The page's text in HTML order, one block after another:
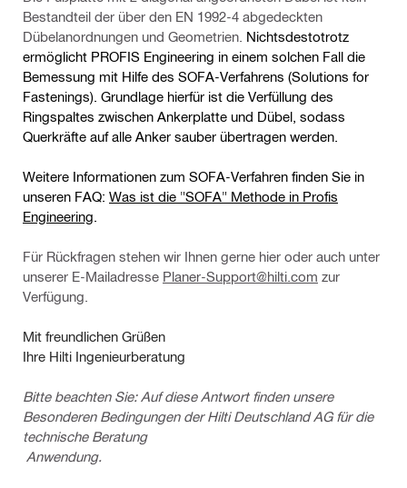
Bestandteil der über den EN 1992-4 abgedeckten
Dübelanordnungen und Geometrien. Nichtsdestotrotz
ermöglicht PROFIS Engineering in einem solchen Fall die
Bemessung mit Hilfe des SOFA-Verfahrens (Solutions for
Fastenings). Grundlage hierfür ist die Verfüllung des
Ringspaltes zwischen Ankerplatte und Dübel, sodass
Querkräfte auf alle Anker sauber übertragen werden.
Weitere Informationen zum SOFA-Verfahren finden Sie in
unseren FAQ: Was ist die "SOFA" Methode in Profis
Engineering
Für Rückfragen stehen wir Ihnen gerne hier oder auch unter
unserer E-Mailadresse Planer-Support@hilti.com zur
Verfügung.
Mit freundlichen Grüßen
Ihre Hilti Ingenieurberatung
Bitte beachten Sie: Auf diese Antwort finden unsere
Besonderen Bedingungen der Hilti Deutschland AG für die
technische Beratung
Anwendung.